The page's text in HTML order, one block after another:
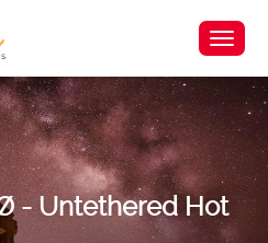
- Untethered Hot